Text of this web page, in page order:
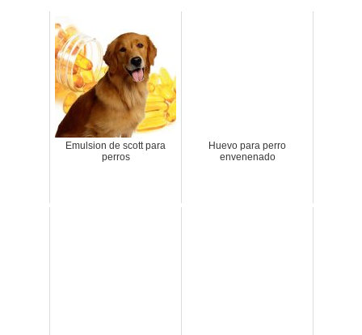
Emulsion de scott para
perros
Huevo para perro
envenenado